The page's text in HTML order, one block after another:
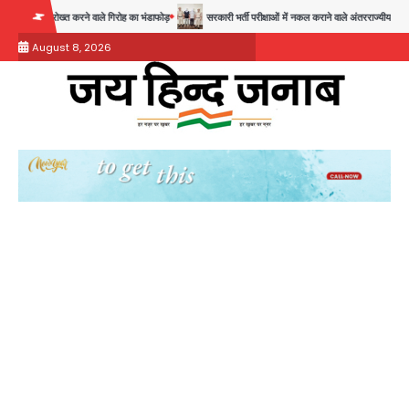
content
करने वाले गिरोह का भंडाफोड़ सरकारी भर्ती परीक्षाओं में नकल कराने वाले अंतरराज्यीय गिरोह का भंडाफोड़,
August 8, 2026